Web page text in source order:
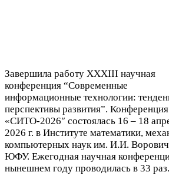
Завершила работу XXXIII научная
конференция “Современные
информационные технологии:
перспективы развития”. Конференция
«СИТО-​2026″ состоялась 16 – 18
2026 г. в Институте математики,
компьютерных наук им. И.И.
ЮФУ. Ежегодная научная
нынешнем году проводилась в 33 раз.